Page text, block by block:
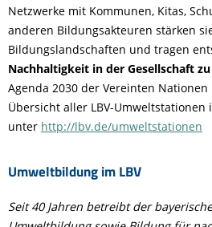
Netzwerke mit Kommunen, Kitas,
anderen Bildungsakteuren stärken
Bildungslandschaften und tragen
Nachhaltigkeit in der Gesellschaft
Agenda 2030 der Vereinten
Übersicht aller LBV-Umweltstationen
unter http://lbv.de/umweltstationen
Umweltbildung im LBV
Seit 40 Jahren betreibt der